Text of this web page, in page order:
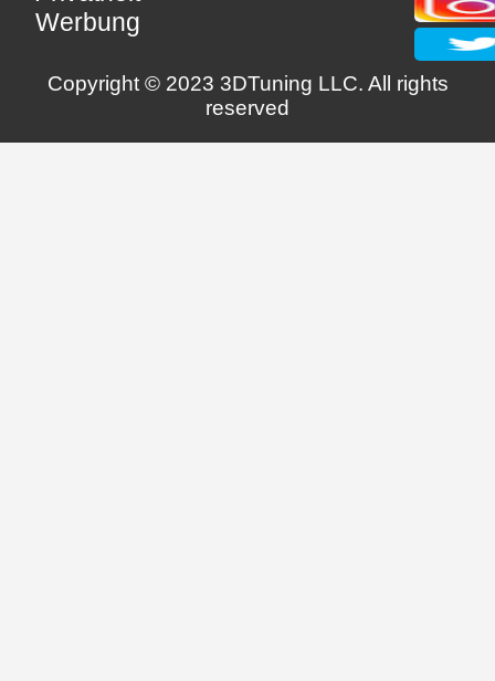
Werbung
Copyright © 2023 3DTuning LLC. All rights
reserved